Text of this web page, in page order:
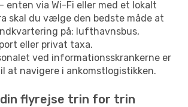
enten via Wi-Fi eller med et lokalt
skal du vælge den bedste måde at
på: lufthavnsbus,
eller privat taxa.
ved informationsskrankerne er
at navigere i ankomstlogistikken.
flyrejse trin for trin